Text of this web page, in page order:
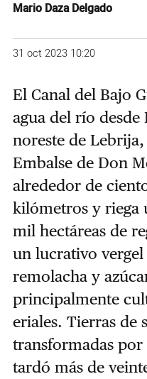
Mario Daza Delgado
31 oct 2023 10:20
El Canal del Bajo
agua del río desde
noreste de
Embalse de Don
alrededor de
kilómetros y riega
mil hectáreas de
un lucrativo
remolacha y
principalmente
eriales. Tierras de
transformadas
tardó más de